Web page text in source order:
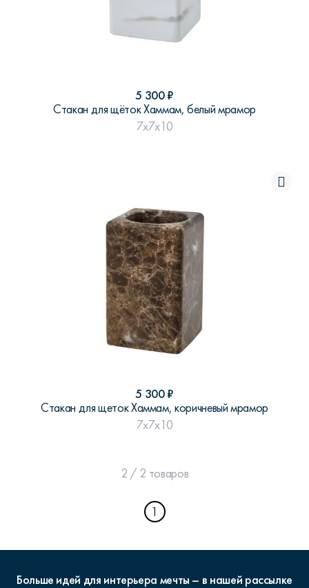
5 300₽
Стакан для щёток Хаммам, белый мрамор
7x7x10
5 300₽
Стакан для щеток Хаммам, коричневый мрамор
7x7x10
2 / 2 товаров
1
Больше идей для интерьера мечты – в нашей рассылке